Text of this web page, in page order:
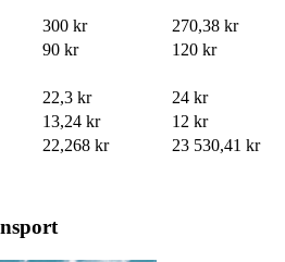
300 kr
270,38 kr
90 kr
120 kr
22,3 kr
24 kr
13,24 kr
12 kr
22,268 kr 23 530,41 kr